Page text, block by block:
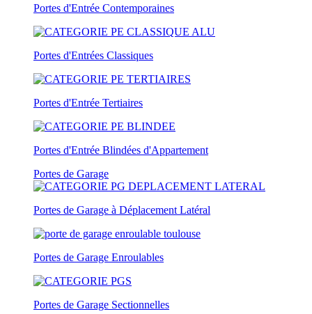
Portes d'Entrée Contemporaines
Portes d'Entrées Classiques
Portes d'Entrée Tertiaires
Portes d'Entrée Blindées d'Appartement
Portes de Garage
Portes de Garage à Déplacement Latéral
Portes de Garage Enroulables
Portes de Garage Sectionnelles